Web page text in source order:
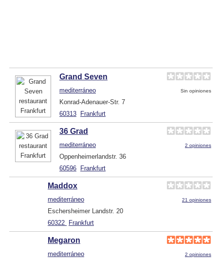
Grand Seven
mediterráneo Sin opiniones
Konrad-Adenauer-Str. 7
60313 Frankfurt
36 Grad
mediterráneo 2 opiniones
Oppenheimerlandstr. 36
60596 Frankfurt
Maddox
mediterráneo 21 opiniones
Eschersheimer Landstr. 20
60322 Frankfurt
Megaron
mediterráneo 2 opiniones